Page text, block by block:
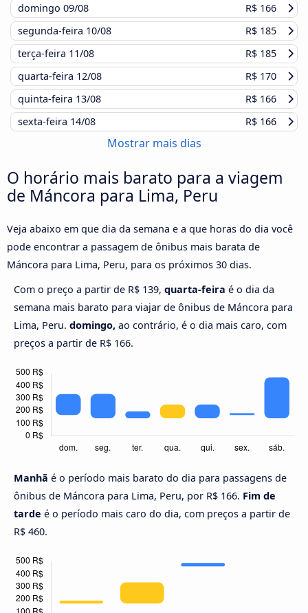
domingo 09/08
R$ 166
segunda-feira 10/08
R$ 185
terça-feira 11/08
R$ 185
quarta-feira 12/08
R$ 170
quinta-feira 13/08
R$ 166
sexta-feira 14/08 R$ 166
Mostrar mais dias
O horário mais barato para a viagem
de Máncora para Lima, Peru
Veja abaixo em que dia da semana e a que horas do dia você
pode encontrar a passagem de ônibus mais barata de
Máncora para Lima, Peru, para os próximos 30 dias.
Com o preço a partir de R$ 139, quarta-feira é o dia da
semana mais barato para viajar de ônibus de Máncora para
Lima, Peru. domingo, ao contrário, é o dia mais caro, com
preços a partir de R$ 166.
Manhã é o período mais barato do dia para passagens de
ônibus de Máncora para Lima, Peru, por R$ 166. Fim de
tarde é o período mais caro do dia, com preços a partir de
R$ 460.